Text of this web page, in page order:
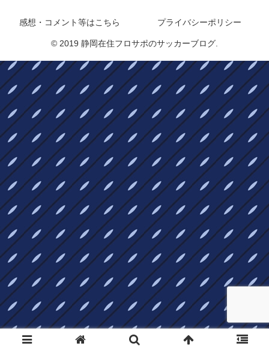
感想・コメント等はこちら プライバシーポリシー
© 2019 静岡在住フロサポのサッカーブログ.